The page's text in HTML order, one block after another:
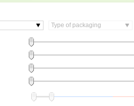
Type of packaging